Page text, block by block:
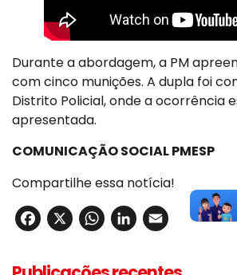
Durante a abordagem, a PM
com cinco munições. A dupla foi
Distrito Policial, onde a ocorrência
apresentada.
COMUNICAÇÃO SOCIAL PMESP
Compartilhe essa notícia!
Facebook
X WhatsApp
LinkedIn
Email